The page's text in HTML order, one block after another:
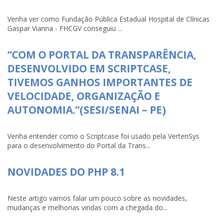
Venha ver como Fundação Pública Estadual Hospital de Clínicas
Gaspar Vianna - FHCGV conseguiu ...
“COM O PORTAL DA TRANSPARÊNCIA,
DESENVOLVIDO EM SCRIPTCASE,
TIVEMOS GANHOS IMPORTANTES DE
VELOCIDADE, ORGANIZAÇÃO E
AUTONOMIA.”(SESI/SENAI – PE)
Venha entender como o Scriptcase foi usado pela VertenSys
para o desenvolvimento do Portal da Trans...
NOVIDADES DO PHP 8.1
Neste artigo vamos falar um pouco sobre as novidades,
mudanças e melhorias vindas com a chegada do...